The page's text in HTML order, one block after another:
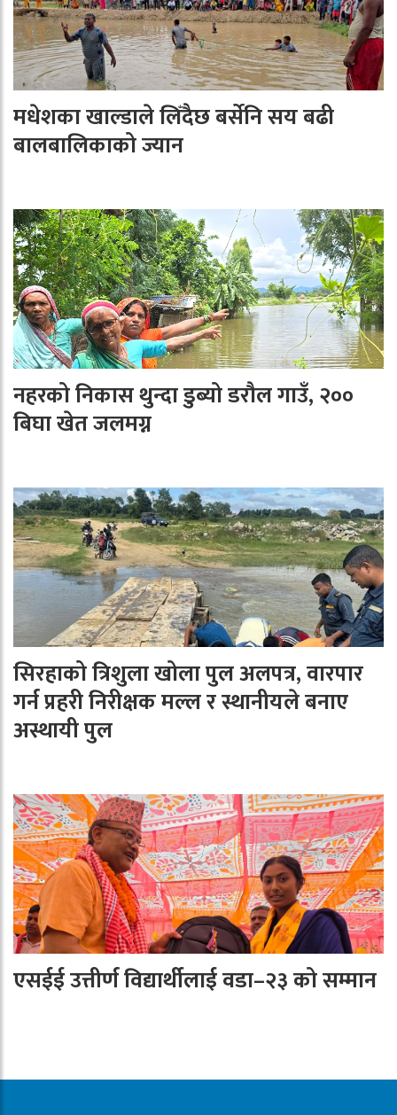
मधेशका खाल्डाले लिँदैछ बर्सेनि सय बढी
बालबालिकाको ज्यान
नहरको निकास थुन्दा डुब्यो डरौल गाउँ, २००
बिघा खेत जलमग्न
सिरहाको त्रिशुला खोला पुल अलपत्र, वारपार
गर्न प्रहरी निरीक्षक मल्ल र स्थानीयले बनाए
अस्थायी पुल
एसईई उत्तीर्ण विद्यार्थीलाई वडा–२३ को सम्मान